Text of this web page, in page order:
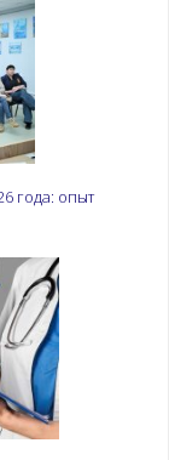
года: опыт